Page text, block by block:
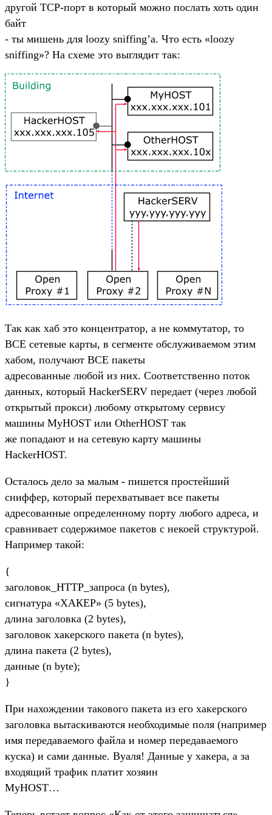
другой TCP-порт в который можно послать хоть один
байт
- ты мишень для loozy sniffing’a. Что есть «loozy
sniffing»? На схеме это выглядит так:
Так как хаб это концентратор, а не коммутатор, то
ВСЕ сетевые карты, в сегменте обслуживаемом этим
хабом, получают ВСЕ пакеты
адресованные любой из них. Соответственно поток
данных, который HackerSERV передает (через любой
открытый прокси) любому открытому сервису
машины MyHOST или OtherHOST так
же попадают и на сетевую карту машины
HackerHOST.
Осталось дело за малым - пишется простейший
сниффер, который перехватывает все пакеты
адресованные определенному порту любого адреса, и
сравнивает содержимое пакетов с некоей структурой.
Например такой:
{
заголовок_HTTP_запроса (n bytes),
сигнатура «ХАКЕР» (5 bytes),
длина заголовка (2 bytes),
заголовок хакерского пакета (n bytes),
длина пакета (2 bytes),
данные (n byte);
}
При нахождении такового пакета из его хакерского
заголовка вытаскиваются необходимые поля (например
имя передаваемого файла и номер передаваемого
куска) и сами данные. Вуаля! Данные у хакера, а за
входящий трафик платит хозяин
MyHOST…